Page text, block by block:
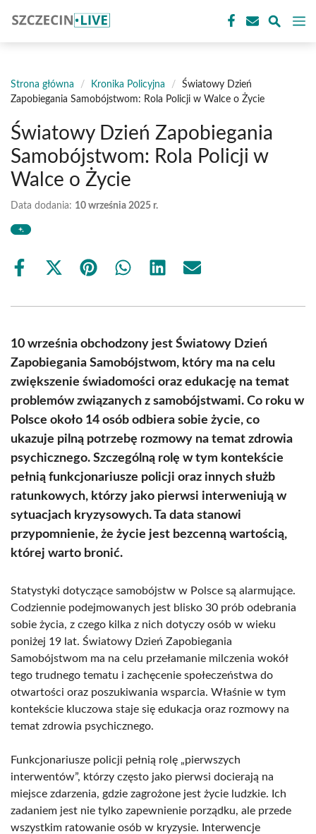
treści
Strona główna / Kronika Policyjna /
Światowy Dzień
Zapobiegania Samobójstwom: Rola Policji w Walce o Życie
Światowy Dzień Zapobiegania
Samobójstwom: Rola Policji w
Walce o Życie
Data dodania: 10 września 2025 r.
Share
Share
(Twitter)
Share Share Share Share
10 września obchodzony jest Światowy Dzień
Zapobiegania Samobójstwom, który ma na celu
zwiększenie świadomości oraz edukację na temat
problemów związanych z samobójstwami. Co roku w
Polsce około 14 osób odbiera sobie życie, co
ukazuje pilną potrzebę rozmowy na temat zdrowia
psychicznego. Szczególną rolę w tym kontekście
pełnią funkcjonariusze policji oraz innych służb
ratunkowych, którzy jako pierwsi interweniują w
sytuacjach kryzysowych. Ta data stanowi
przypomnienie, że życie jest bezcenną wartością,
której warto bronić.
Statystyki dotyczące samobójstw w Polsce są alarmujące.
Codziennie podejmowanych jest blisko 30 prób odebrania
sobie życia, z czego kilka z nich dotyczy osób w wieku
poniżej 19 lat. Światowy Dzień Zapobiegania
Samobójstwom ma na celu przełamanie milczenia wokół
tego trudnego tematu i zachęcenie społeczeństwa do
otwartości oraz poszukiwania wsparcia. Właśnie w tym
kontekście kluczowa staje się edukacja oraz rozmowy na
temat zdrowia psychicznego.
Funkcjonariusze policji pełnią rolę „pierwszych
interwentów”, którzy często jako pierwsi docierają na
miejsce zdarzenia, gdzie zagrożone jest życie ludzkie. Ich
zadaniem jest nie tylko zapewnienie porządku, ale przede
wszystkim ratowanie osób w kryzysie. Interwencje